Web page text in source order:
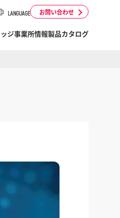
LANGUAGE お問い合わせ
ジ事業所情報製品カタログ